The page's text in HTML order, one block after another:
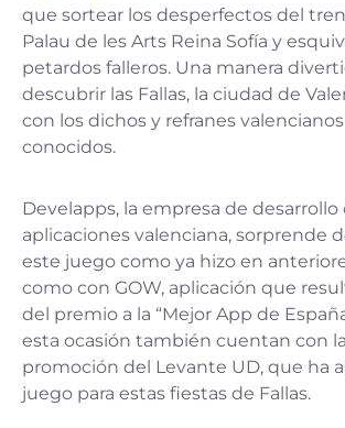
que sortear los desperfectos del
Palau de les Arts Reina Sofía y
petardos falleros. Una manera
descubrir las Fallas, la ciudad de
con los dichos y refranes
conocidos.
Develapps, la empresa de desarrollo
aplicaciones valenciana, sorprende
este juego como ya hizo en
como con GOW, aplicación que
del premio a la “Mejor App de
esta ocasión también cuentan con
promoción del Levante UD, que ha
juego para estas fiestas de Fallas.